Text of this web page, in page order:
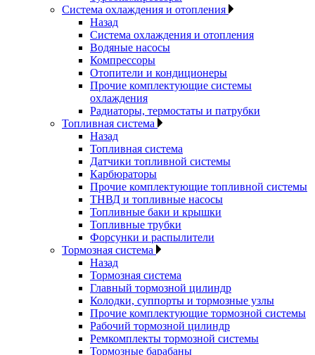
Система охлаждения и отопления
Назад
Система охлаждения и отопления
Водяные насосы
Компрессоры
Отопители и кондиционеры
Прочие комплектующие системы
охлаждения
Радиаторы, термостаты и патрубки
Топливная система
Назад
Топливная система
Датчики топливной системы
Карбюраторы
Прочие комплектующие топливной системы
ТНВД и топливные насосы
Топливные баки и крышки
Топливные трубки
Форсунки и распылители
Тормозная система
Назад
Тормозная система
Главный тормозной цилиндр
Колодки, суппорты и тормозные узлы
Прочие комплектующие тормозной системы
Рабочий тормозной цилиндр
Ремкомплекты тормозной системы
Тормозные барабаны